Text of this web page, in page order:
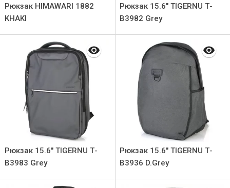
Рюкзак HIMAWARI 1882
KHAKI
Рюкзак 15.6" TIGERNU Т-
В3982 Grey
Рюкзак 15.6" TIGERNU Т-
В3983 Grey
Рюкзак 15.6" TIGERNU Т-
В3936 D.Grey